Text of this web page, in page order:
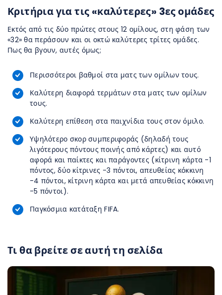
Κριτήρια για τις «καλύτερες» 3ες ομάδες
Εκτός από τις δύο πρώτες στους 12 ομίλους, στη φάση των
«32» θα περάσουν και οι οκτώ καλύτερες τρίτες ομάδες.
Πως θα βγουν, αυτές όμως;
Περισσότεροι βαθμοί στα ματς των ομίλων τους.
Καλύτερη διαφορά τερμάτων στα ματς των ομίλων
τους.
Καλύτερη επίθεση στα παιχνίδια τους στον όμιλο.
Υψηλότερο σκορ συμπεριφοράς (δηλαδή τους
λιγότερους πόντους ποινής από κάρτες) και αυτό
αφορά και παίκτες και παράγοντες (κίτρινη κάρτα -1
πόντος, δύο κίτρινες -3 πόντοι, απευθείας κόκκινη
-4 πόντοι, κίτρινη κάρτα και μετά απευθείας κόκκινη
-5 πόντοι).
Παγκόσμια κατάταξη FIFA.
Τι θα βρείτε σε αυτή τη σελίδα